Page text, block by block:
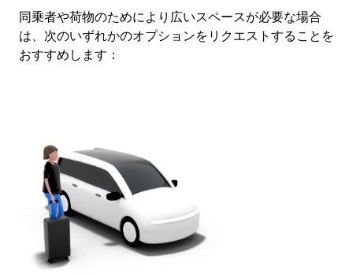
で
カ
レ
ン
す。
同乗者や荷物のためにより広いスペースが必要な場合
は、次のいずれかのオプションをリクエストすることを
おすすめします：